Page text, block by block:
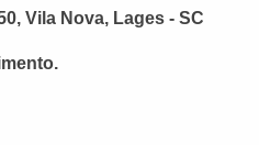
Vila Nova, Lages - SC